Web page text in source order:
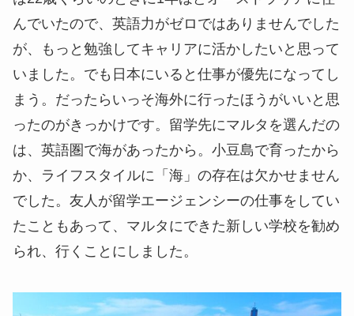
んでいたので、英語力がゼロではありませんでした
が、もっと勉強してキャリアに活かしたいと思って
いました。でも日本にいると仕事が優先になってし
まう。だったらいっそ海外に行ったほうがいいと思
ったのがきっかけです。留学先にマルタを選んだの
は、英語圏で海があったから。小豆島で育ったから
か、ライフスタイルに「海」の存在は欠かせません
でした。友人が留学エージェンシーの仕事をしてい
たこともあって、マルタにできた新しい学校を勧め
られ、行くことにしました。